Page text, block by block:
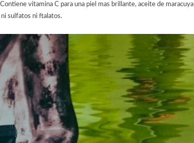
vitamina C para una piel mas brillante, aceite de maracuya
ni sulfatos ni ftalatos.